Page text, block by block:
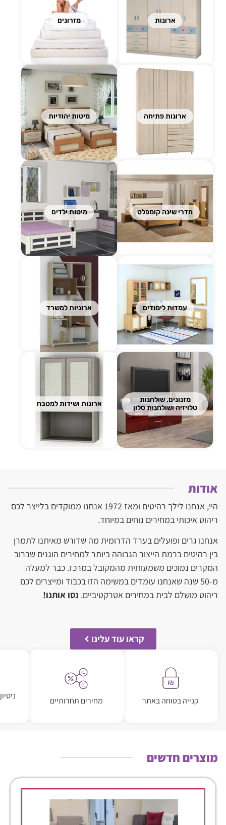
ארונות מזרונים
ארונות פתיחה מיטות יהודיות
חדרי שינה קומפלט מיטות ילדים
עמדות לימודים ארוניות למשרד
מזנונים, שולחנות
טלויזיה ושולחנות סלון
ארונות ושידות למטבח
אודות
היי, אנחנו לילך רהיטים ומאז 1972 אנחנו ממוקדים בלייצר לכם
ריהוט איכותי במחירים נוחים במיוחד.
אנחנו גרים ופועלים בערד הדרומית מה שדורש מאיתנו לתמרן
בין רהיטים ברמת הייצור הגבוהה ביותר למחירים הוגנים שברוב
המקרים נמוכים משמעותית מהמקובל במרכז. כבר למעלה
מ-50 שנה שאנחנו עומדים במשימה הזו בכבוד ומייצרים לכם
ריהוט מושלם לבית במחירים אטרקטיביים. נסו אותנו!
קראו עוד עלינו
קנייה בטוחה באתר מחירים תחרותיים
מוצרים חדשים